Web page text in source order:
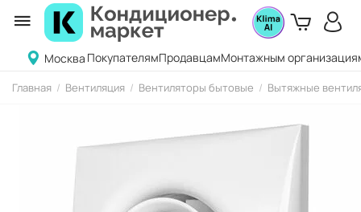
Москва ПокупателямПродавцамМонтажным
Главная / Вентиляция / Вентиляторы бытовые / Вытяжные